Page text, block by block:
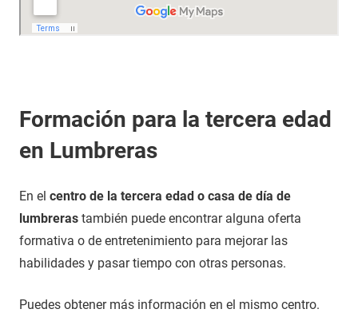
Formación para la tercera edad
en Lumbreras
En el centro de la tercera edad o casa de día de
lumbreras también puede encontrar alguna oferta
formativa o de entretenimiento para mejorar las
habilidades y pasar tiempo con otras personas.
Puedes obtener más información en el mismo centro.